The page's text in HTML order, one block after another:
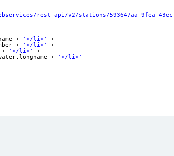
rest-api/v2/stations/593647aa-9fea-43ec-
+ '</li>'
+
+ '</li>'
+
+ '</li>'
+
+ '</li>'
+